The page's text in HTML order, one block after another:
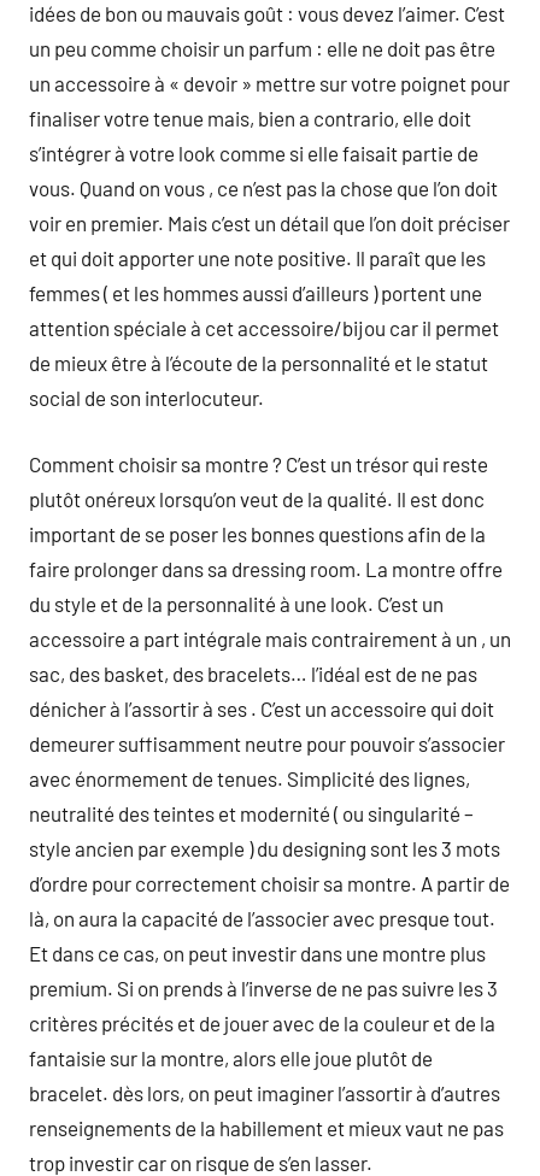
idées de bon ou mauvais goût : vous devez l’aimer. C’est
un peu comme choisir un parfum : elle ne doit pas être
un accessoire à « devoir » mettre sur votre poignet pour
finaliser votre tenue mais, bien a contrario, elle doit
s’intégrer à votre look comme si elle faisait partie de
vous. Quand on vous , ce n’est pas la chose que l’on doit
voir en premier. Mais c’est un détail que l’on doit préciser
et qui doit apporter une note positive. Il paraît que les
femmes ( et les hommes aussi d’ailleurs ) portent une
attention spéciale à cet accessoire/bijou car il permet
de mieux être à l’écoute de la personnalité et le statut
social de son interlocuteur.
Comment choisir sa montre ? C’est un trésor qui reste
plutôt onéreux lorsqu’on veut de la qualité. Il est donc
important de se poser les bonnes questions afin de la
faire prolonger dans sa dressing room. La montre offre
du style et de la personnalité à une look. C’est un
accessoire a part intégrale mais contrairement à un , un
sac, des basket, des bracelets… l’idéal est de ne pas
dénicher à l’assortir à ses . C’est un accessoire qui doit
demeurer suffisamment neutre pour pouvoir s’associer
avec énormement de tenues. Simplicité des lignes,
neutralité des teintes et modernité ( ou singularité –
style ancien par exemple ) du designing sont les 3 mots
d’ordre pour correctement choisir sa montre. A partir de
là, on aura la capacité de l’associer avec presque tout.
Et dans ce cas, on peut investir dans une montre plus
premium. Si on prends à l’inverse de ne pas suivre les 3
critères précités et de jouer avec de la couleur et de la
fantaisie sur la montre, alors elle joue plutôt de
bracelet. dès lors, on peut imaginer l’assortir à d’autres
renseignements de la habillement et mieux vaut ne pas
trop investir car on risque de s’en lasser.